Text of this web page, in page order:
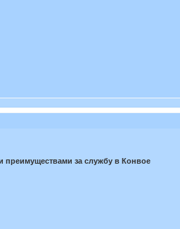
за службу в Конвое